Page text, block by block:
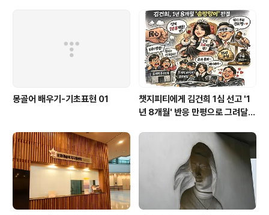
몽골어 배우기-기초표현 01
챗지피티에게 김건희 1심 선고 '1
년 8개월' 반응 만평으로 그려달랬